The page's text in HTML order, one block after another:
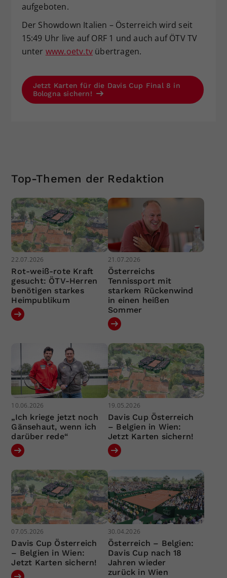
aufgeboten.
Der Showdown Italien – Österreich wird seit
15:49 Uhr live auf ORF 1 und auch auf ÖTV TV
unter www.oetv.tvübertragen.
Jetzt Karten für die Davis Cup Final 8 in
Bologna sichern!
Top-Themen der Redaktion
22.07.2026
Rot-weiß-rote Kraft
gesucht: ÖTV-Herren
benötigen starkes
Heimpublikum
21.07.2026
Österreichs
Tennissport mit
starkem Rückenwind
in einen heißen
Sommer
10.06.2026
„Ich kriege jetzt noch
Gänsehaut, wenn ich
darüber rede“
19.05.2026
Davis Cup Österreich
– Belgien in Wien:
Jetzt Karten sichern!
07.05.2026
Davis Cup Österreich
– Belgien in Wien:
Jetzt Karten sichern!
30.04.2026
Österreich – Belgien:
Davis Cup nach 18
Jahren wieder
zurück in Wien